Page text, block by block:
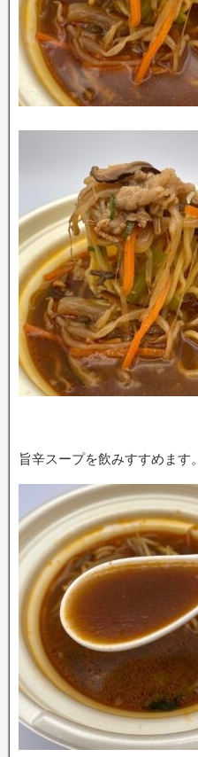
旨辛スープを飲みすすめます。